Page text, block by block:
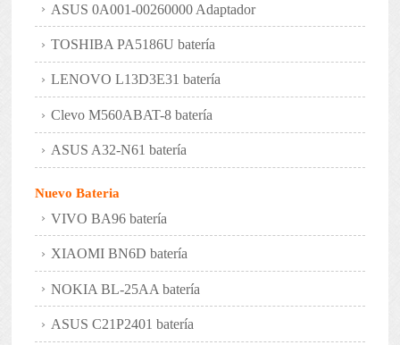
ASUS 0A001-00260000 Adaptador
TOSHIBA PA5186U batería
LENOVO L13D3E31 batería
Clevo M560ABAT-8 batería
ASUS A32-N61 batería
Nuevo Bateria
VIVO BA96 batería
XIAOMI BN6D batería
NOKIA BL-25AA batería
ASUS C21P2401 batería